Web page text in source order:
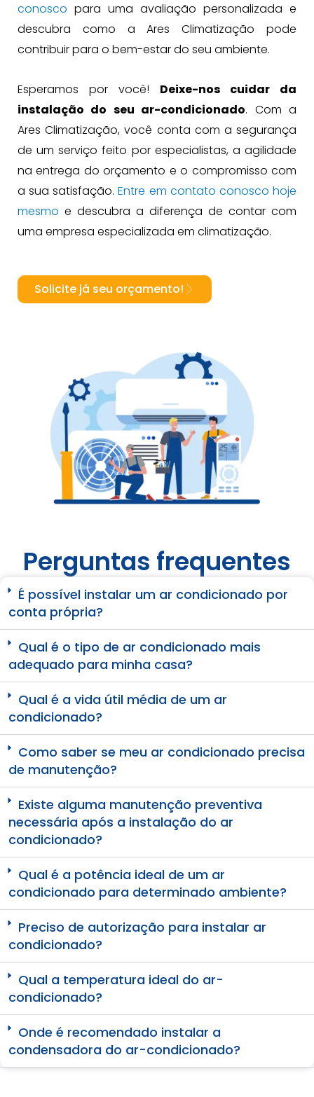
conosco para uma avaliação personalizada e
descubra como a Ares Climatização pode
contribuir para o bem-estar do seu ambiente.
Esperamos por você! Deixe-nos cuidar da
instalação do seu ar-condicionado. Com a
Ares Climatização, você conta com a segurança
de um serviço feito por especialistas, a agilidade
na entrega do orçamento e o compromisso com
a sua satisfação.Entre em contato conosco hoje
mesmo e descubra a diferença de contar com
uma empresa especializada em climatização.
Solicite já seu orçamento!
Perguntas frequentes
É possível instalar um ar condicionado por
conta própria?
Qual é o tipo de ar condicionado mais
adequado para minha casa?
Qual é a vida útil média de um ar
condicionado?
Como saber se meu ar condicionado precisa
de manutenção?
Existe alguma manutenção preventiva
necessária após a instalação do ar
condicionado?
Qual é a potência ideal de um ar
condicionado para determinado ambiente?
Preciso de autorização para instalar ar
condicionado?
Qual a temperatura ideal do ar-
condicionado?
Onde é recomendado instalar a
condensadora do ar-condicionado?